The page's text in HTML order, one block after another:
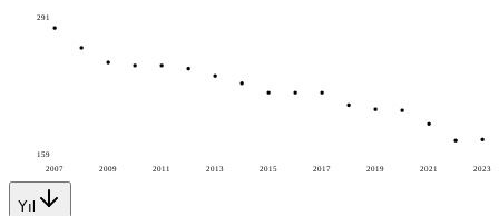
2007 2009 2011 2013 2015 2017 2019 2021 2023
291
159
Yıl